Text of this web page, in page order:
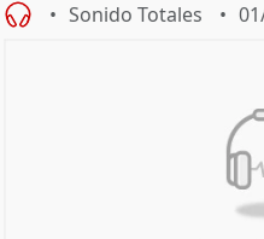
Sonido Totales